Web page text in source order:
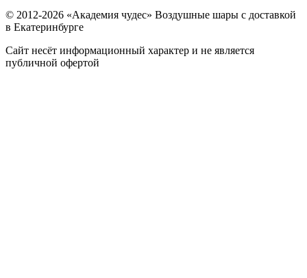
© 2012-2026 «Академия чудес» Воздушные шары с доставкой
в Екатеринбурге
Сайт несёт информационный характер и не является
публичной офертой